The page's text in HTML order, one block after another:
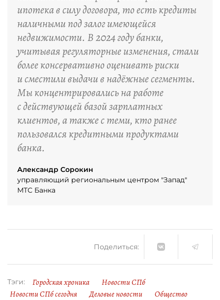
ипотека в силу договора, то есть кредиты
наличными под залог имеющейся
недвижимости. В 2024 году банки,
учитывая регуляторные изменения, стали
более консервативно оценивать риски
и сместили выдачи в надёжные сегменты.
Мы концентрировались на работе
с действующей базой зарплатных
клиентов, а также с теми, кто ранее
пользовался кредитными продуктами
банка.
Александр Сорокин
управляющий региональным центром "Запад"
МТС Банка
Поделиться:
Тэги: Городская хроника
Новости СПб
Новости СПб сегодня
Деловые новости
Общество